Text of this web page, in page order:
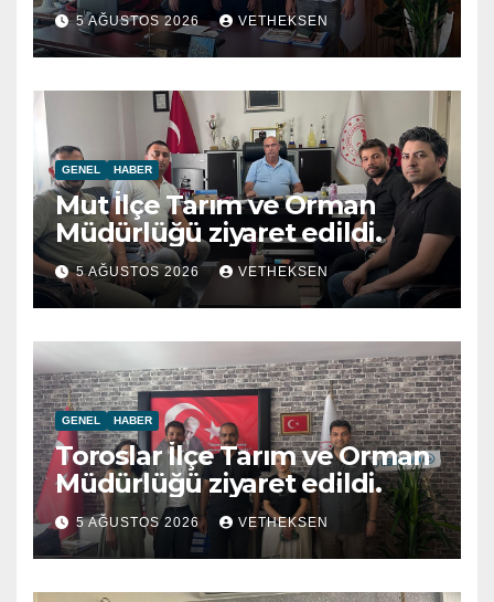
5 AĞUSTOS 2026 VETHEKSEN
GENEL HABER
Mut İlçe Tarım ve Orman
Müdürlüğü ziyaret edildi.
5 AĞUSTOS 2026 VETHEKSEN
GENEL HABER
Toroslar İlçe Tarım ve Orman
Müdürlüğü ziyaret edildi.
5 AĞUSTOS 2026 VETHEKSEN